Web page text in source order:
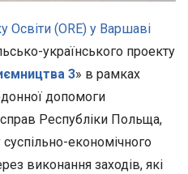
Освіти (ORE) у Варшаві
українського проекту
3» в рамках
допомоги
Республіки Польща,
економічного
виконання заходів, які